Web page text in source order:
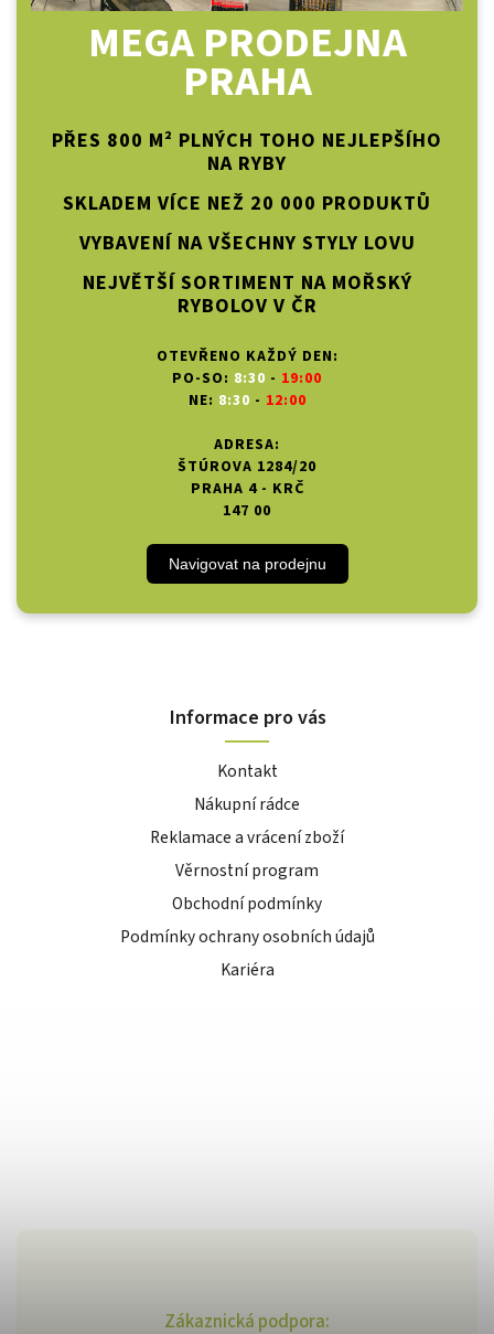
Zákaznická podpora:
MEGA PRODEJNA
PRAHA
PŘES 800 M² PLNÝCH TOHO NEJLEPŠÍHO
NA RYBY
SKLADEM VÍCE NEŽ 20 000 PRODUKTŮ
VYBAVENÍ NA VŠECHNY STYLY LOVU
NEJVĚTŠÍ SORTIMENT NA MOŘSKÝ
RYBOLOV V ČR
OTEVŘENO KAŽDÝ DEN:
PO-SO: 8:30 - 19:00
NE: 8:30 - 12:00
ADRESA:
ŠTÚROVA 1284/20
PRAHA 4 - KRČ
147 00
Navigovat na prodejnu
Informace pro vás
Kontakt
Nákupní rádce
Reklamace a vrácení zboží
Věrnostní program
Obchodní podmínky
Podmínky ochrany osobních údajů
Kariéra